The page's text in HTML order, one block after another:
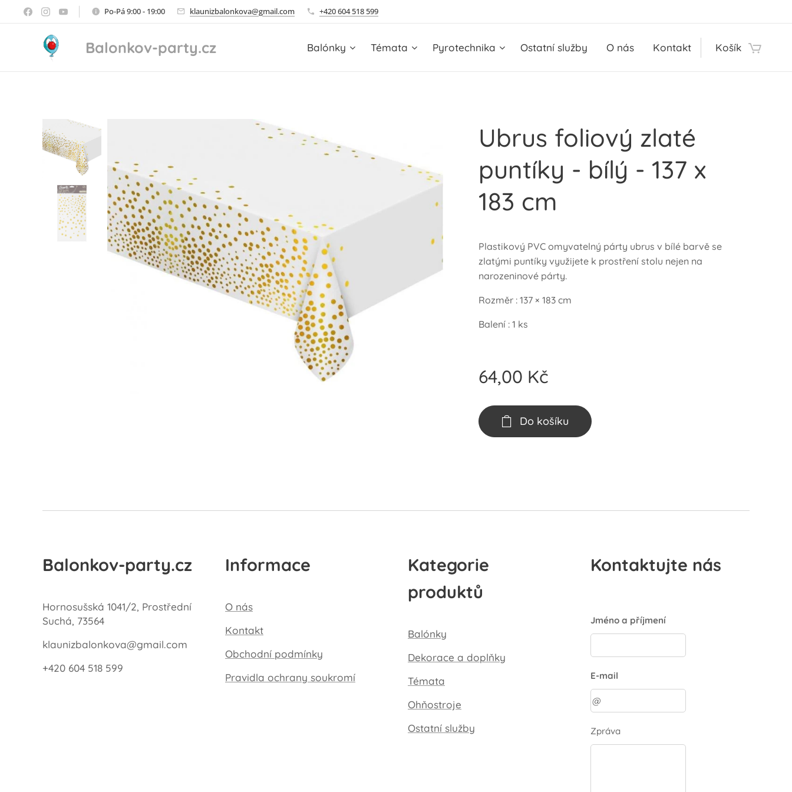
Po-Pá 9:00 - 19:00 klaunizbalonkova@gmail.com +420 604 518 599
Balonkov-party.cz Balónky Témata Pyrotechnika Ostatní služby O nás Kontakt Košík
Ubrus foliový zlaté
puntíky - bílý - 137 x
183 cm
Plastikový PVC omyvatelný párty ubrus v bílé barvě se
zlatými puntíky využijete k prostření stolu nejen na
narozeninové párty.
Rozměr : 137 × 183 cm
Balení : 1 ks
64,00 Kč
Do košíku
Balonkov-party.cz
Hornosušská 1041/2, Prostřední
Suchá, 73564
klaunizbalonkova@gmail.com
+420 604 518 599
Informace
O nás
Kontakt
Obchodní podmínky
Pravidla ochrany soukromí
Kategorie
produktů
Balónky
Dekorace a doplňky
Témata
Ohňostroje
Ostatní služby
Kontaktujte nás
Jméno a příjmení
E-mail
Zpráva